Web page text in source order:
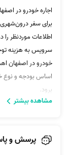
اجاره خودرو در
برای سفر درون‌شهری
اطلاعات موردنظر
سرویس به هزینه
خودرو در اصفهان
اساس بودجه و نوع
برود.
تردد میان
برای رفت‌وآمد
مشاهده بیشتر
پرسش و